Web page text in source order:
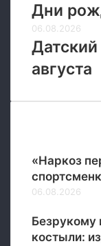
Дни
06.08.2026
Датский
августа
«Наркоз
06.08.2026
Безрукому
костыли: